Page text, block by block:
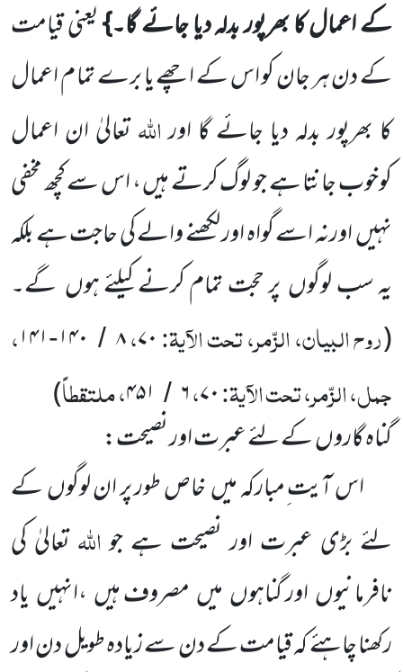
کے اعمال کا بھرپور بدلہ دیا جائے گا۔}یعنی قیامت
کے دن ہرجان کو اس کے اچھے یا برے تما م اعمال
کا بھرپور بدلہ دیا جائے گا اوراللہتعالیٰ ان اعمال
کوخوب جانتا ہے جو لوگ کرتے ہیں ،اس سے کچھ مخفی
نہیںاورنہ اسے گواہ اور لکھنے والے کی حاجت ہے بلکہ
یہ سب لوگوںپر حجت تمام کرنے کیلئے ہوں گے۔
(روح البیان، الزّمر، تحت الآیۃ:۷۰،۸ / ۱۴۰-۱۴۱،
جمل، الزّمر، تحت الآیۃ:۷۰،۶ / ۴۵۱، ملتقطاً)
گناہ گاروںکے لئے عبرت اور نصیحت:
اس آیت ِمبارکہ میںخاص طور پر ان لوگوںکے
لئے بڑی عبرت اور نصیحت ہے جواللہتعالیٰ کی
نافرمانیوںاور گناہوںمیںمصروف ہیں ،انہیںیاد
رکھنا چاہئے کہ قیامت کے دن سے زیادہ طویل دن اور